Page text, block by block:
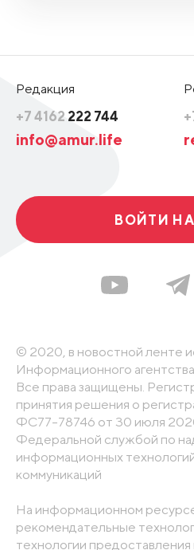
Редакция
+7 4162 222 744
info@amur.life
ВОЙТИ
© 2020, в новостной ленте
Информационного
Все права защищены.
принятия решения о
ФС77-78746 от 30 июля
Федеральной службой по
информационных
коммуникаций
На информационном
рекомендательные
технологии